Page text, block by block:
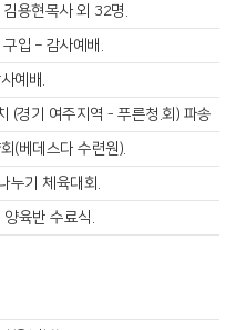
용현목사 외 32명.
입 – 감사예배.
예배.
(경기 여주지역 - 푸른청.회) 파송
(베데스다 수련원).
누기 체육대회.
육반 수료식.